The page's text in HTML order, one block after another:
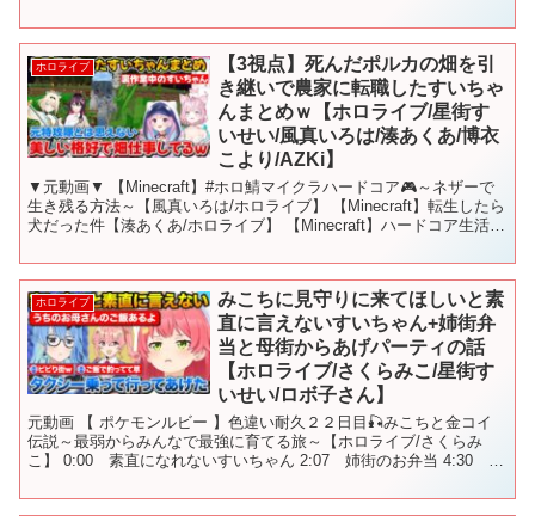
ホロライブ
【3視点】死んだポルカの畑を引
き継いで農家に転職したすいちゃ
んまとめｗ【ホロライブ/星街す
いせい/風真いろは/湊あくあ/博衣
こより/AZKi】
▼元動画▼ 【Minecraft】#ホロ鯖マイクラハードコア🎮～ネザーで
生き残る方法～【風真いろは/ホロライブ】 【Minecraft】転生したら
犬だった件【湊あくあ/ホロライブ】 【Minecraft】ハードコア生活4
ホロライブ
みこちに見守りに来てほしいと素
直に言えないすいちゃん+姉街弁
当と母街からあげパーティの話
【ホロライブ/さくらみこ/星街す
いせい/ロボ子さん】
元動画 【 ポケモンルビー 】色違い耐久２２日目🎣みこちと金コイ
伝説～最弱からみんなで最強に育てる旅～【ホロライブ/さくらみ
こ】 0:00 素直になれないすいちゃん 2:07 姉街のお弁当 4:30 母